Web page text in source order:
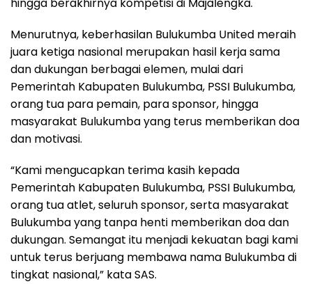
hingga berakhirnya kompetisi di Majalengka.
Menurutnya, keberhasilan Bulukumba United meraih
juara ketiga nasional merupakan hasil kerja sama
dan dukungan berbagai elemen, mulai dari
Pemerintah Kabupaten Bulukumba, PSSI Bulukumba,
orang tua para pemain, para sponsor, hingga
masyarakat Bulukumba yang terus memberikan doa
dan motivasi.
“Kami mengucapkan terima kasih kepada
Pemerintah Kabupaten Bulukumba, PSSI Bulukumba,
orang tua atlet, seluruh sponsor, serta masyarakat
Bulukumba yang tanpa henti memberikan doa dan
dukungan. Semangat itu menjadi kekuatan bagi kami
untuk terus berjuang membawa nama Bulukumba di
tingkat nasional,” kata SAS.